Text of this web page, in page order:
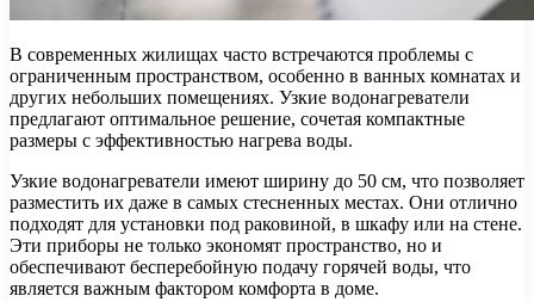
В современных жилищах часто встречаются проблемы с
ограниченным пространством, особенно в ванных комнатах и
других небольших помещениях. Узкие водонагреватели
предлагают оптимальное решение, сочетая компактные
размеры с эффективностью нагрева воды.
Узкие водонагреватели имеют ширину до 50 см, что позволяет
разместить их даже в самых стесненных местах. Они отлично
подходят для установки под раковиной, в шкафу или на стене.
Эти приборы не только экономят пространство, но и
обеспечивают бесперебойную подачу горячей воды, что
является важным фактором комфорта в доме.